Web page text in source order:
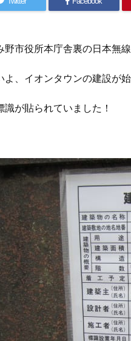
野市役所本庁舎裏の日本無
よ、イオンタウンの建設が始
識が貼られていました！